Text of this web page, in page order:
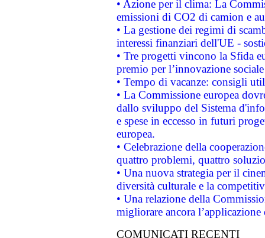
• Azione per il clima: La
emissioni di CO2 di camion e
• La gestione dei regimi di
interessi finanziari dell'UE -
• Tre progetti vincono la Sfida
premio per l’innovazione sociale
• Tempo di vacanze: consigli
• La Commissione europea
dallo sviluppo del Sistema
e spese in eccesso in futuri
europea.
• Celebrazione della
quattro problemi, quattro
• Una nuova strategia per il
diversità culturale e la
• Una relazione della
migliorare ancora
COMUNICATI RECENTI